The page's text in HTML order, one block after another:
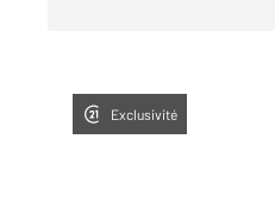
Exclusivité